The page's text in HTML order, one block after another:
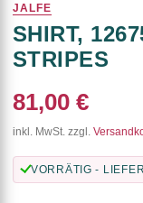
JALFE
SHIRT,
STRIPES
81,00 €
inkl. MwSt. zzgl.
VORRÄTIG -